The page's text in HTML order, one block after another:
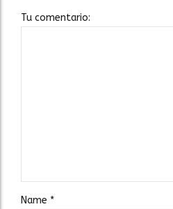
Tu comentario:
Name *